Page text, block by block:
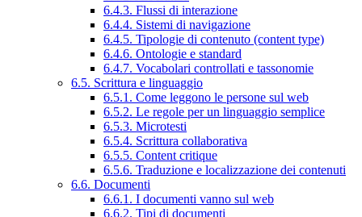
6.4.3. Flussi di interazione
6.4.4. Sistemi di navigazione
6.4.5. Tipologie di contenuto (content type)
6.4.6. Ontologie e standard
6.4.7. Vocabolari controllati e tassonomie
6.5. Scrittura e linguaggio
6.5.1. Come leggono le persone sul web
6.5.2. Le regole per un linguaggio semplice
6.5.3. Microtesti
6.5.4. Scrittura collaborativa
6.5.5. Content critique
6.5.6. Traduzione e localizzazione dei contenuti
6.6. Documenti
6.6.1. I documenti vanno sul web
6.6.2. Tipi di documenti